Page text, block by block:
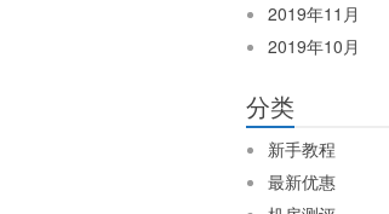
2019年11月
2019年10月
分类
新手教程
最新优惠